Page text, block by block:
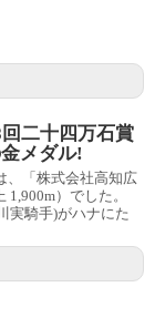
二十四万石賞
メダル!
、「株式会社高知広
）でした。
実騎手)がハナにた